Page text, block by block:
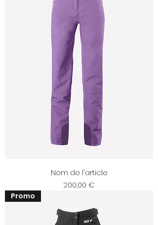
Nom de l'article
Prix
200,00 €
Promo